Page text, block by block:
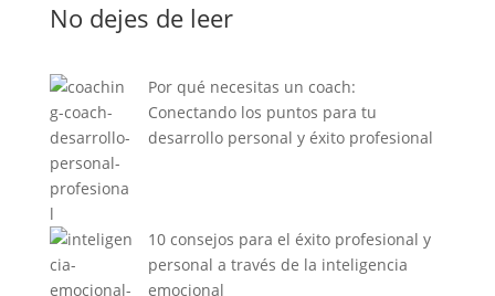
No dejes de leer
Por qué necesitas un coach:
Conectando los puntos para tu
desarrollo personal y éxito profesional
10 consejos para el éxito profesional y
personal a través de la inteligencia
emocional